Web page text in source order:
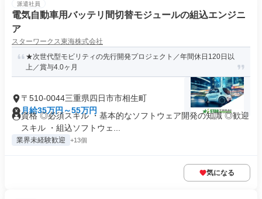
派遣社員
電気自動車用バッテリ間切替モジュールの組込エンジニ
ア
スターワークス東海株式会社
★次世代型モビリティの先行開発プロジェクト／年間休日120日以
上／賞与4.0ヶ月
〒510-0044三重県四日市市相生町
月給35万円～55万円
資格 ◎必須スキル ・基本的なソフトウェア開発の知識 ◎歓迎
スキル ・組込ソフトウェ...
業界未経験歓迎 +13個
気になる